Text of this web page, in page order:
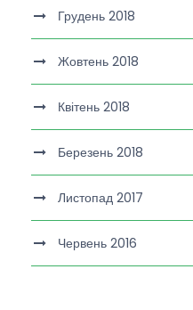
Грудень 2018
Жовтень 2018
Квітень 2018
Березень 2018
Листопад 2017
Червень 2016